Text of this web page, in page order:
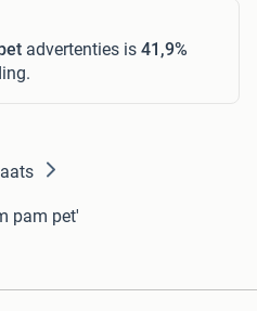
advertenties is 41,9%
pam pet'